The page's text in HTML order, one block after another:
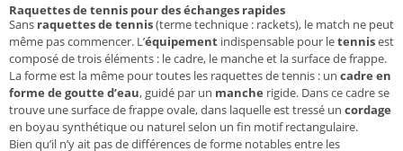
Raquettes de tennis pour des échanges rapides
Sans raquettes de tennis(terme technique : rackets), le match ne peut
même pas commencer. L’équipement indispensable pour letennisest
composé de trois éléments : le cadre, le manche et la surface de frappe.
La forme est la même pour toutes les raquettes de tennis : un cadre en
forme de goutte d’eau, guidé par un manche rigide. Dans ce cadre se
trouve une surface de frappe ovale, dans laquelle est tressé un cordage
en boyau synthétique ou naturel selon un fin motif rectangulaire.
Bien qu’il n’y ait pas de différences de forme notables entre les